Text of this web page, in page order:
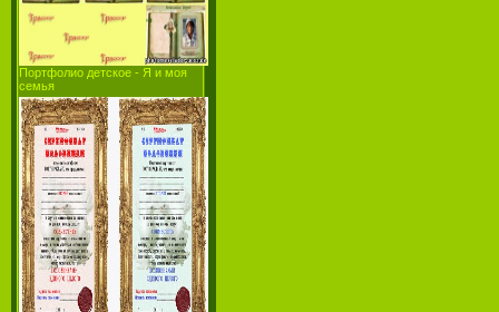
Портфолио детское - Я и моя
семья